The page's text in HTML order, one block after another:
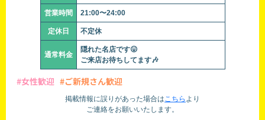
営業時間 21:00〜24:00
定休日 不定休
通常料金
隠れた名店です😛
ご来店お待ちしてます🎶
#女性歓迎 #ご新規さん歓迎
掲載情報に誤りがあった場合はこちら より
ご連絡をお願いいたします。